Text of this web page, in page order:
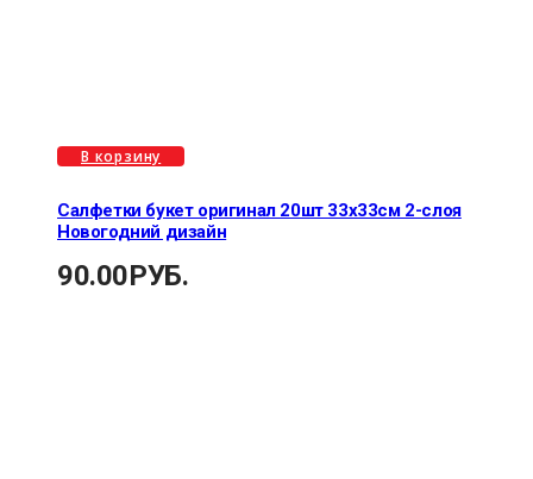
В корзину
Салфетки букет оригинал 20шт 33х33см 2-слоя
Новогодний дизайн
90.00РУБ.